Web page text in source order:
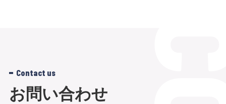
Contact us
お問い合わせ